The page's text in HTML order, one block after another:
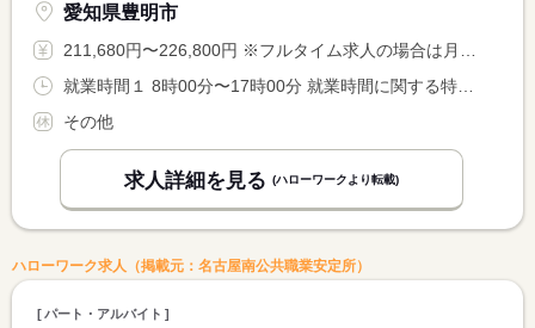
愛知県豊明市
211,680円〜226,800円 ※フルタイム求人の場合は月額（換算額）、パート求人の場合は時間額を表示しています。
その他
求人詳細を見る (ハローワークより転載)
ハローワーク求人（掲載元：名古屋南公共職業安定所）
パート・アルバイト